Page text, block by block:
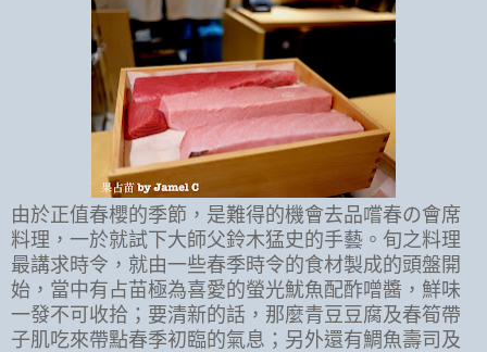
由於正值春櫻的季節，是難得的機會去品嚐春の會席
料理，一於就試下大師父鈴木猛史的手藝。旬之料理
最講求時令，就由一些春季時令的食材製成的頭盤開
始，當中有占苗極為喜愛的螢光魷魚配酢噌醬，鮮味
一發不可收拾；要清新的話，那麼青豆豆腐及春筍帶
子肌吃來帶點春季初臨的氣息；另外還有鯛魚壽司及